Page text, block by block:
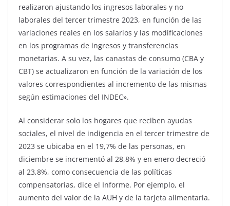
realizaron ajustando los ingresos laborales y no
laborales del tercer trimestre 2023, en función de las
variaciones reales en los salarios y las modificaciones
en los programas de ingresos y transferencias
monetarias. A su vez, las canastas de consumo (CBA y
CBT) se actualizaron en función de la variación de los
valores correspondientes al incremento de las mismas
según estimaciones del INDEC».
Al considerar solo los hogares que reciben ayudas
sociales, el nivel de indigencia en el tercer trimestre de
2023 se ubicaba en el 19,7% de las personas, en
diciembre se incrementó al 28,8% y en enero decreció
al 23,8%, como consecuencia de las políticas
compensatorias, dice el Informe. Por ejemplo, el
aumento del valor de la AUH y de la tarjeta alimentaria.